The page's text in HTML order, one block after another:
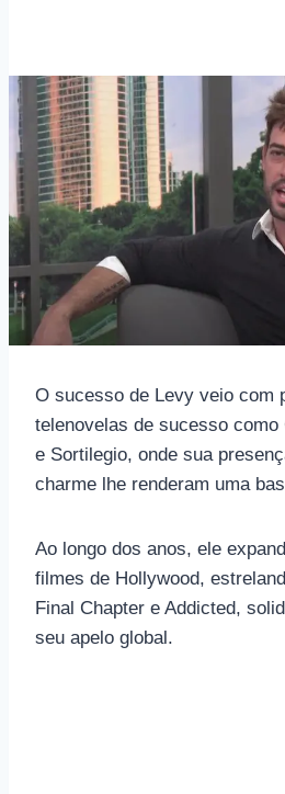
O sucesso de Levy veio com
telenovelas de sucesso como
e Sortilegio, onde sua
charme lhe renderam uma
Ao longo dos anos, ele
filmes de Hollywood,
Final Chapter e Addicted,
seu apelo global.